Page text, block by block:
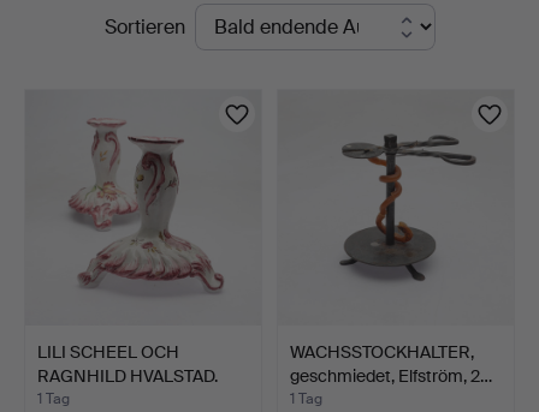
Norrköping
LaufendeSortieren
LILI SCHEEL OCH
RAGNHILD HVALSTAD.
Kerzenl…
1 Tag
WACHSSTOCKHALTER,
geschmiedet, Elfström, 2…
1 Tag